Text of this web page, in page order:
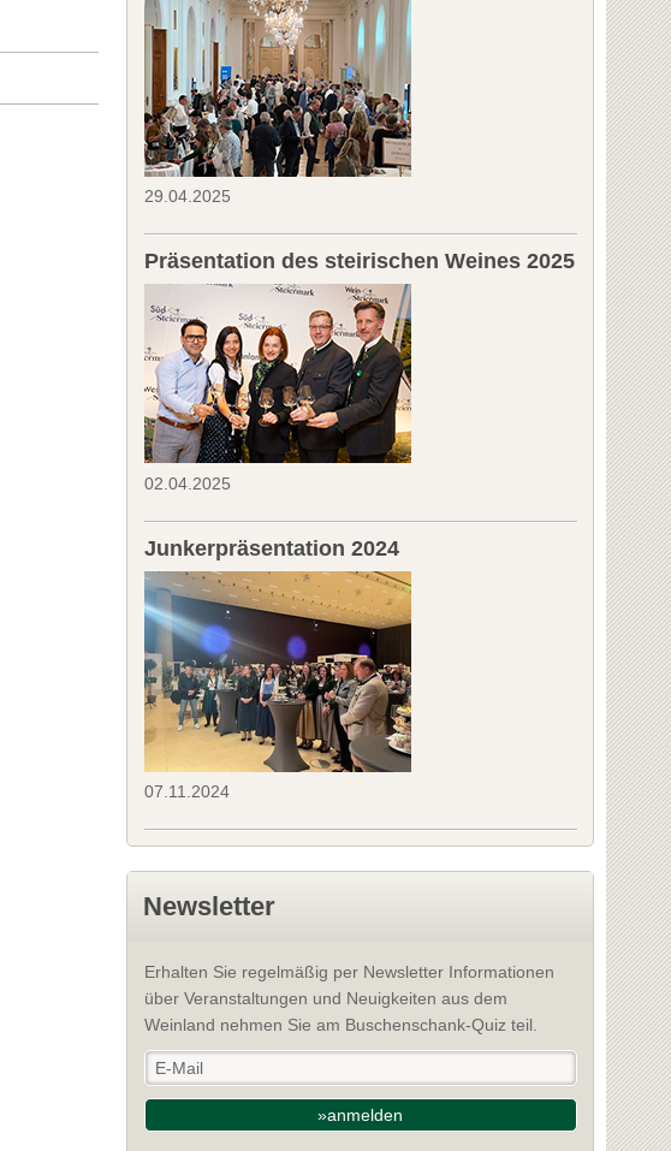
29.04.2025
Präsentation des steirischen Weines 2025
02.04.2025
Junkerpräsentation 2024
07.11.2024
Newsletter
Erhalten Sie regelmäßig per Newsletter Informationen
über Veranstaltungen und Neuigkeiten aus dem
Weinland nehmen Sie am Buschenschank-Quiz teil.
»anmelden